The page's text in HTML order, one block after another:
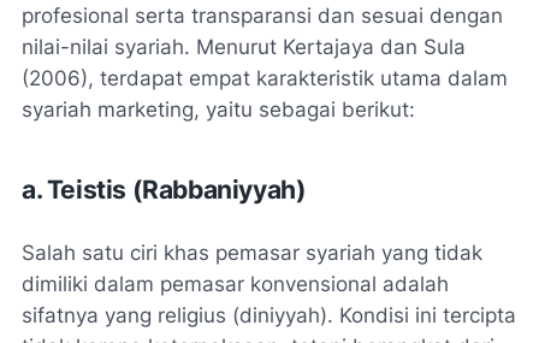
profesional serta transparansi dan sesuai dengan
nilai-nilai syariah. Menurut Kertajaya dan Sula
(2006), terdapat empat karakteristik utama dalam
syariah marketing, yaitu sebagai berikut:
a. Teistis (Rabbaniyyah)
Salah satu ciri khas pemasar syariah yang tidak
dimiliki dalam pemasar konvensional adalah
sifatnya yang religius (diniyyah). Kondisi ini tercipta